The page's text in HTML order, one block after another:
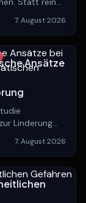
in den
7. August 2026
Ansätze
Linderung
7. August 2026